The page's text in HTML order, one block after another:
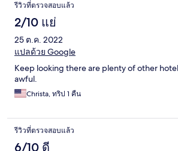
รีวิวที่ตรวจสอบแล้ว
2/10 แย่
25 ต.ค. 2022
แปลด้วย Google
Keep looking there are plenty of other
awful.
Christa, ทริป 1 คืน
รีวิวที่ตรวจสอบแล้ว
6/10 ดี